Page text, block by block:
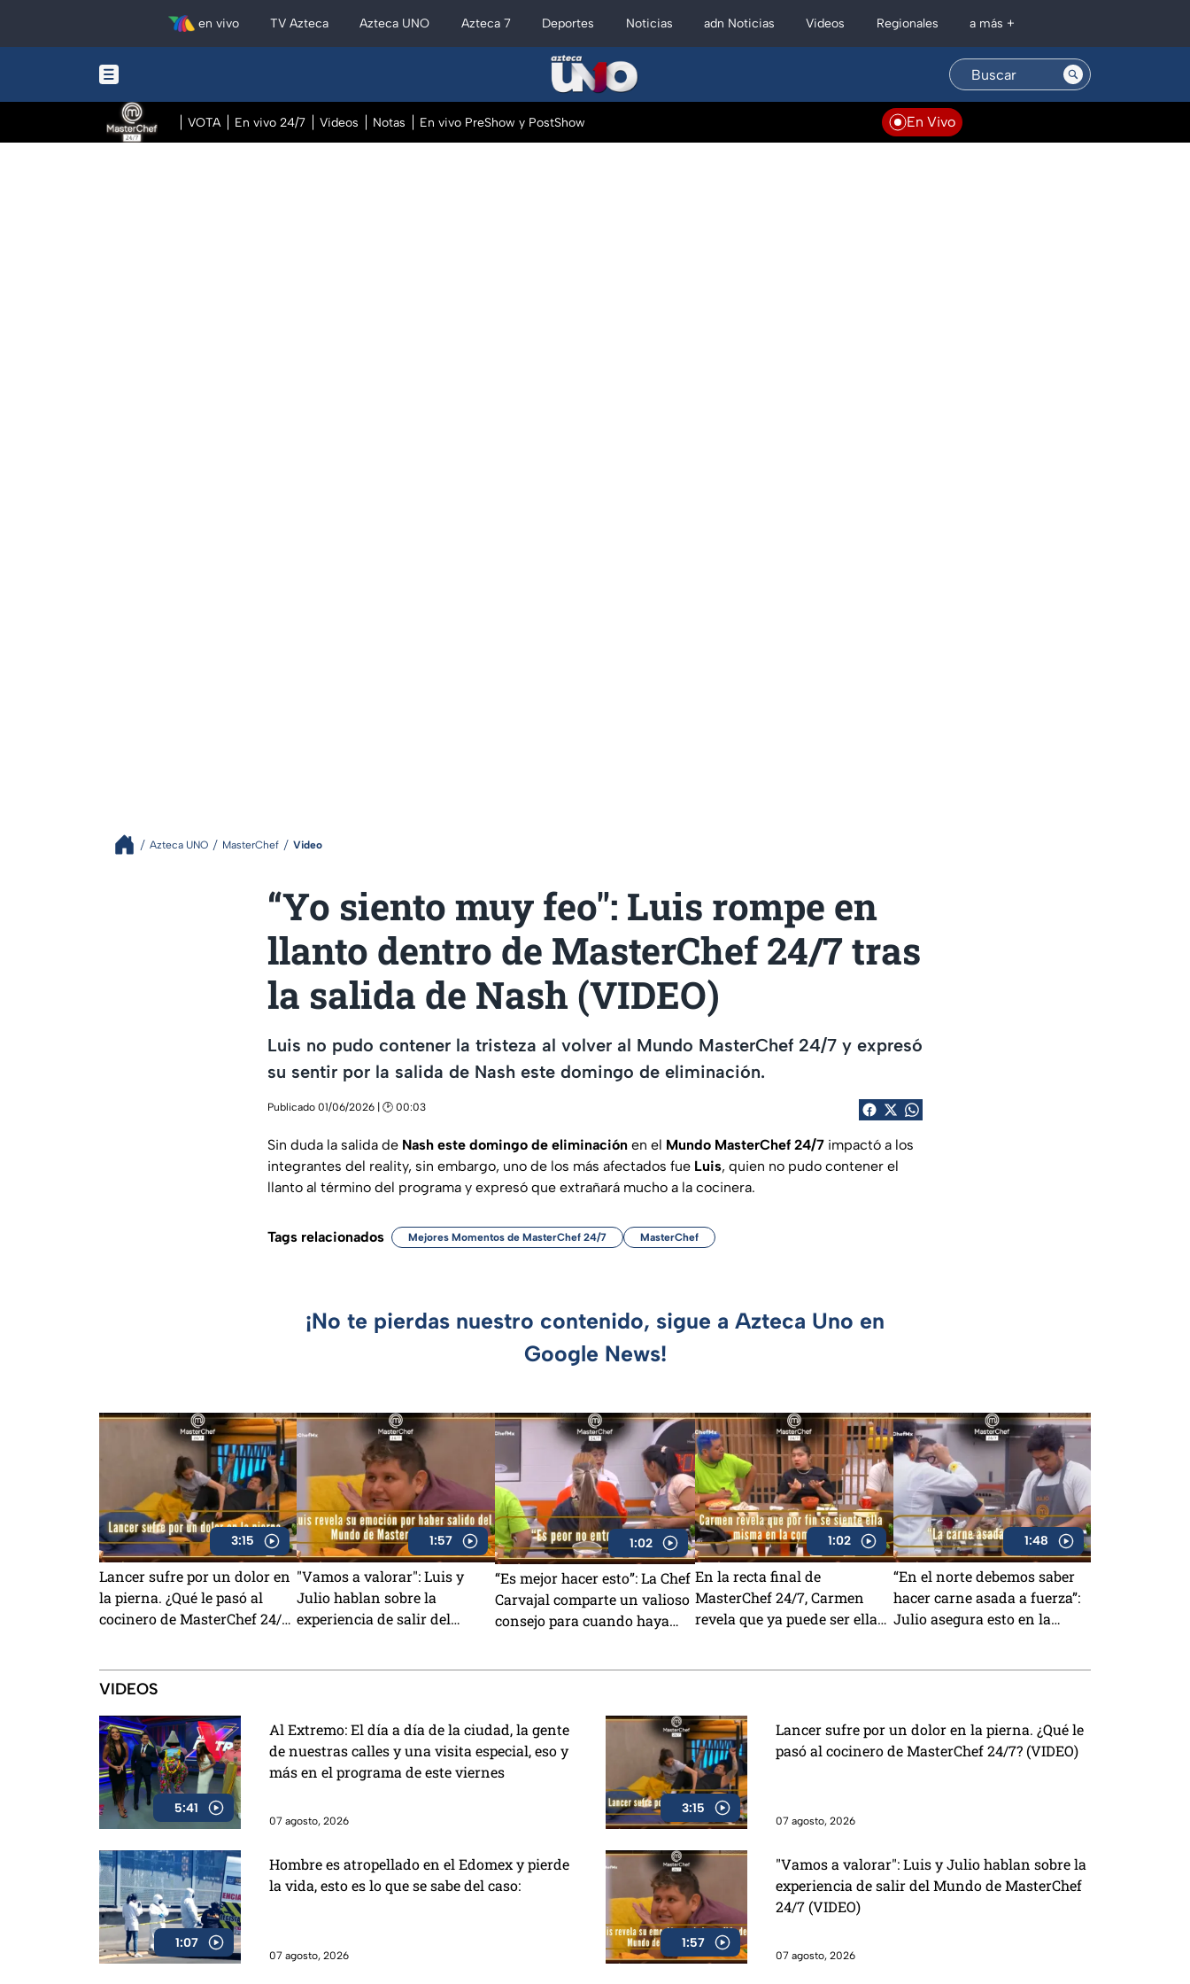
en vivo TV Azteca Azteca UNO Azteca 7 Deportes Noticias adn Noticias Videos Regionales a más +
VOTA En vivo 24/7 Videos Notas En vivo PreShow y PostShow En Vivo
Azteca UNO MasterChef Video
“Yo siento muy feo": Luis rompe en
llanto dentro de MasterChef 24/7 tras
la salida de Nash (VIDEO)
Luis no pudo contener la tristeza al volver al Mundo MasterChef 24/7 y expresó
su sentir por la salida de Nash este domingo de eliminación.
Publicado 01/06/2026 | 🕑 00:03
Sin duda la salida de Nash este domingo de eliminación en el Mundo MasterChef 24/7 impactó a los
integrantes del reality, sin embargo, uno de los más afectados fue Luis, quien no pudo contener el
llanto al término del programa y expresó que extrañará mucho a la cocinera.
Tags relacionados Mejores Momentos de MasterChef 24/7 MasterChef
¡No te pierdas nuestro contenido, sigue a Azteca Uno en
Google News!
3:15
Lancer sufre por un dolor en
la pierna. ¿Qué le pasó al
cocinero de MasterChef 24/7?
1:57
"Vamos a valorar": Luis y
Julio hablan sobre la
experiencia de salir del
1:02
“Es mejor hacer esto”: La Chef
Carvajal comparte un valioso
consejo para cuando haya
1:02
En la recta final de
MasterChef 24/7, Carmen
revela que ya puede ser ella
1:48
“En el norte debemos saber
hacer carne asada a fuerza”:
Julio asegura esto en la
VIDEOS
5:41
Al Extremo: El día a día de la ciudad, la gente
de nuestras calles y una visita especial, eso y
más en el programa de este viernes
07 agosto, 2026
3:15
Lancer sufre por un dolor en la pierna. ¿Qué le
pasó al cocinero de MasterChef 24/7? (VIDEO)
07 agosto, 2026
1:07
Hombre es atropellado en el Edomex y pierde
la vida, esto es lo que se sabe del caso:
07 agosto, 2026
1:57
"Vamos a valorar": Luis y Julio hablan sobre la
experiencia de salir del Mundo de MasterChef
24/7 (VIDEO)
07 agosto, 2026